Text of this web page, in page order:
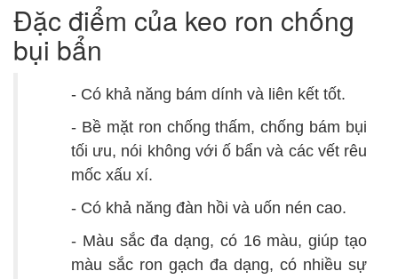
Đặc điểm của keo ron chống
bụi bẩn
- Có khả năng bám dính và liên kết tốt.
- Bề mặt ron chống thấm, chống bám bụi
tối ưu, nói không với ố bẩn và các vết rêu
mốc xấu xí.
- Có khả năng đàn hồi và uốn nén cao.
- Màu sắc đa dạng, có 16 màu, giúp tạo
màu sắc ron gạch đa dạng, có nhiều sự